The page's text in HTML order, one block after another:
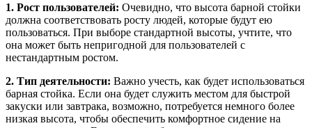
1. Рост пользователей: Очевидно, что высота барной стойки
должна соответствовать росту людей, которые будут ею
пользоваться. При выборе стандартной высоты, учтите, что
она может быть непригодной для пользователей с
нестандартным ростом.
2. Тип деятельности: Важно учесть, как будет использоваться
барная стойка. Если она будет служить местом для быстрой
закуски или завтрака, возможно, потребуется немного более
низкая высота, чтобы обеспечить комфортное сидение на